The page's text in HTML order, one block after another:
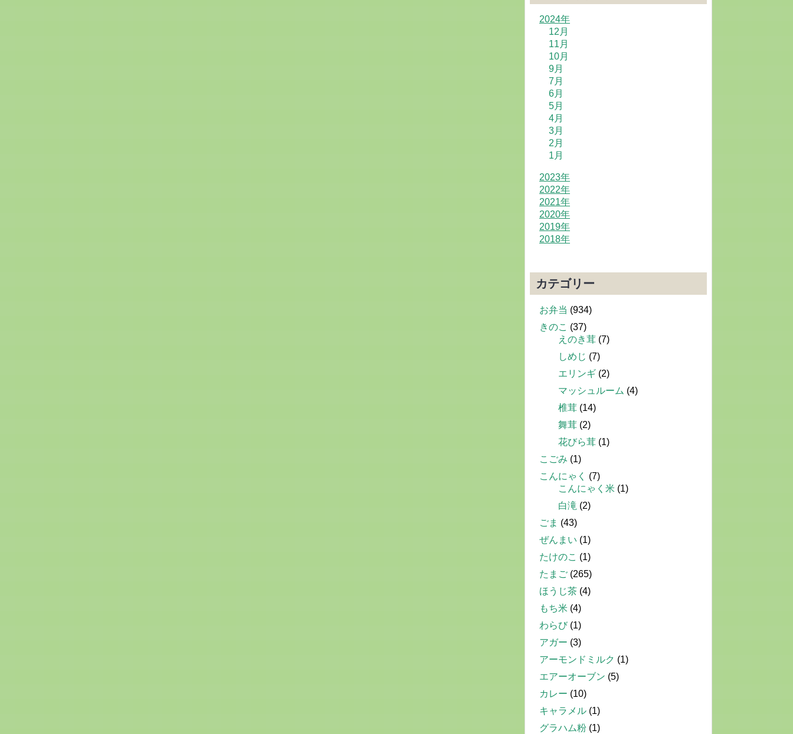
2024年
12月
11月
10月
9月
7月
6月
5月
4月
3月
2月
1月
2023年
2022年
2021年
2020年
2019年
2018年
カテゴリー
お弁当 (934)
きのこ (37)
えのき茸 (7)
しめじ (7)
エリンギ (2)
マッシュルーム (4)
椎茸 (14)
舞茸 (2)
花びら茸 (1)
こごみ (1)
こんにゃく
(7)
こんにゃく米 (1)
白滝 (2)
ごま (43)
ぜんまい (1)
たけのこ (1)
たまご (265)
ほうじ茶 (4)
もち米 (4)
わらび(1)
アガー (3)
アーモンドミルク (1)
エアーオーブン (5)
カレー (10)
キャラメル (1)
グラハム粉 (1)